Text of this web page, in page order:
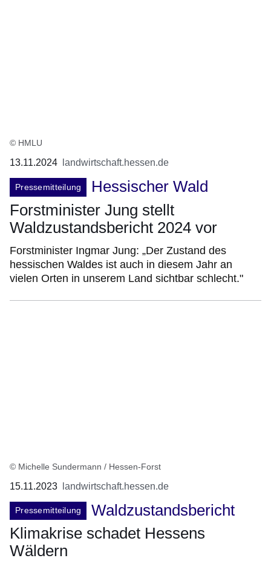
© HMLU
13.11.2024 landwirtschaft.hessen.de
Pressemitteilung
Hessischer Wald
Forstminister Jung stellt
Waldzustandsbericht 2024 vor
Forstminister Ingmar Jung: „Der Zustand des
hessischen Waldes ist auch in diesem Jahr an
vielen Orten in unserem Land sichtbar schlecht."
© Michelle Sundermann / Hessen-Forst
15.11.2023 landwirtschaft.hessen.de
Pressemitteilung
Waldzustandsbericht
Klimakrise schadet Hessens
Wäldern